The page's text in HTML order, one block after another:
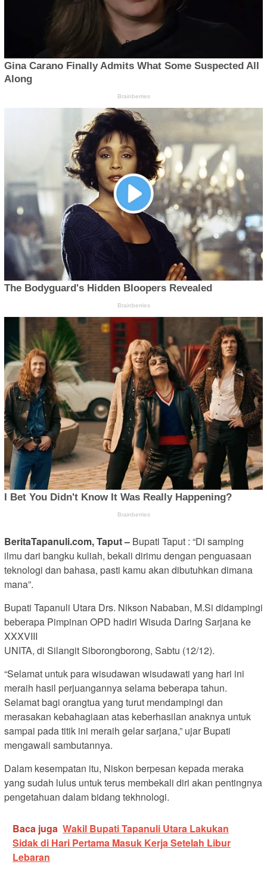
BeritaTapanuli.com, Taput – Bupati Taput : “Di samping
ilmu dari bangku kuliah, bekali dirimu dengan penguasaan
teknologi dan bahasa, pasti kamu akan dibutuhkan dimana
mana”.
Bupati Tapanuli Utara Drs. Nikson Nababan, M.Si didampingi
beberapa Pimpinan OPD hadiri Wisuda Daring Sarjana ke
XXXVIII
UNITA, di Silangit Siborongborong, Sabtu (12/12).
“Selamat untuk para wisudawan wisudawati yang hari ini
meraih hasil perjuangannya selama beberapa tahun.
Selamat bagi orangtua yang turut mendampingi dan
merasakan kebahagiaan atas keberhasilan anaknya untuk
sampai pada titik ini meraih gelar sarjana,” ujar Bupati
mengawali sambutannya.
Dalam kesempatan itu, Niskon berpesan kepada meraka
yang sudah lulus untuk terus membekali diri akan pentingnya
pengetahuan dalam bidang tekhnologi.
Baca juga Wakil Bupati Tapanuli Utara Lakukan
Sidak di Hari Pertama Masuk Kerja Setelah Libur
Lebaran